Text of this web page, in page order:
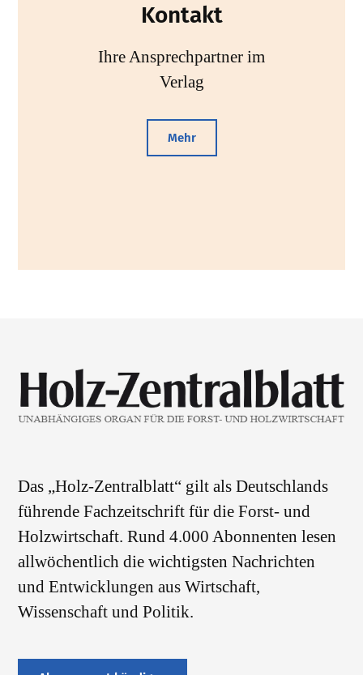
Kontakt
Ihre Ansprechpartner im
Verlag
Mehr
Das „Holz-Zentralblatt“ gilt als Deutschlands
führende Fachzeitschrift für die Forst- und
Holzwirtschaft. Rund 4.000 Abonnenten lesen
allwöchentlich die wichtigsten Nachrichten
und Entwicklungen aus Wirtschaft,
Wissenschaft und Politik.